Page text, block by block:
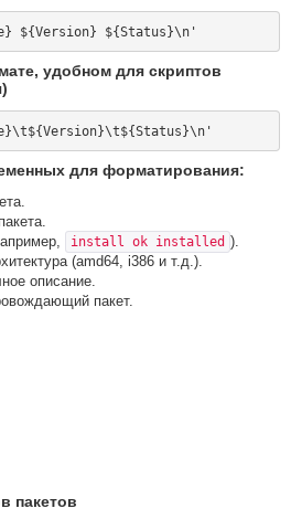
удобном для скриптов
для форматирования:
install ok installed ).
(amd64, i386 и т.д.).
описание.
пакет.
пакетов